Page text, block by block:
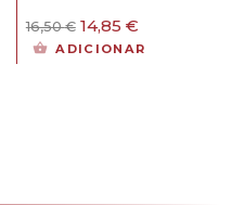
16,50€ O
preço
14,85 €O
preço
ADICIONAR